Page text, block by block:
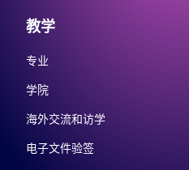
教学
专业
学院
海外交流和访学
电子文件验签